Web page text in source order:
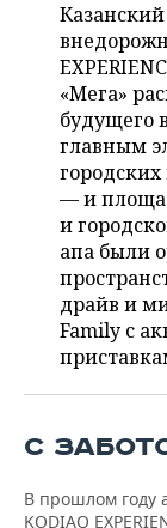
КОМУ
ТОРГОВЫЕ
ТАТАРСТАНА
БЮДЖЕТ
ИНВЕСТИЦИИ
НЕФТЕХИМИЯ
НЕФТЬ
ОПК
ЭНЕРГЕТИКА
НОВОСТИ
БИЗНЕС
НОВОСТИ
РОЗНИЧНАЯ
ТРАНСПОРТ
УСЛУГИ
ТЕХНОЛОГИИ
НОВОСТИ
МЕДИА
МЕРОПРИЯТИЯ
НОВОСТИ
ВЫЕЗДНАЯ
БИЗНЕС-
ONLINE-
СПОРТ
НОВОСТИ
ФУТБОЛ
ХОККЕЙ
ОБЩЕСТВО
НОВОСТИ
ВЛАСТЬ
ФОТОГАЛЕРЕЯ
СЮЖЕТЫ
«Мега»
будущего
главным
— и
и
апа были
драйв и
Family с
С
В прошлом году
KODIAQ